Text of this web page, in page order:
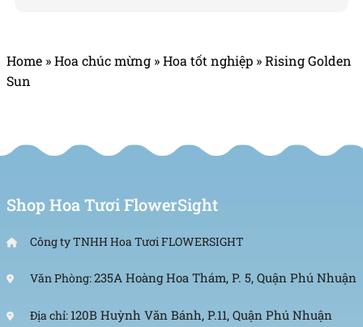
Home »Hoa chúc mừng »Hoa tốt nghiệp »Rising Golden
Sun
Shop Hoa Tươi FlowerSight
Công ty TNHH Hoa Tươi FLOWERSIGHT
Văn Phòng:235A Hoàng Hoa Thám, P. 5, Quận Phú Nhuận
Địa chỉ: 120B Huỳnh Văn Bánh, P.11, Quận Phú Nhuận